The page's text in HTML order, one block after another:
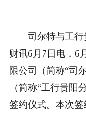
司尔特与工
财讯6月7日电，6
限公司（简称“司
（简称“工行贵阳
签约仪式。本次